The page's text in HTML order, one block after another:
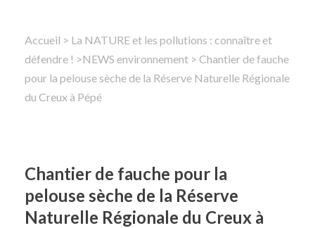
Rechercher
Accueil > La NATURE et les pollutions : connaître et
défendre ! >NEWS environnement > Chantier de fauche
pour la pelouse sèche de la Réserve Naturelle Régionale
du Creux à Pépé
Chantier de fauche pour la
pelouse sèche de la Réserve
Naturelle Régionale du Creux à